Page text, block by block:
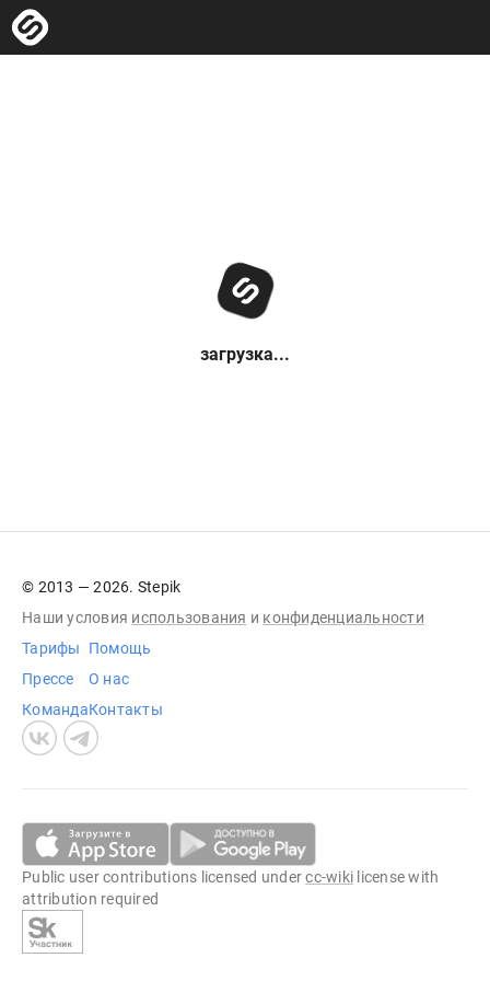
загрузка...
© 2013 — 2026. Stepik
Наши условия использования и конфиденциальности
Тарифы
Прессе
Команда
Помощь
О нас
Контакты
Public user contributions licensed undercc-wiki license with
attribution required